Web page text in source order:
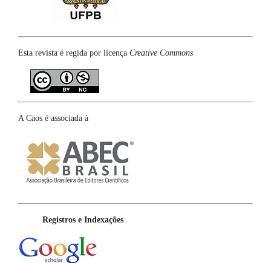
Esta revista é regida por licença Creative Commons
A Caos é associada à
Registros e Indexações